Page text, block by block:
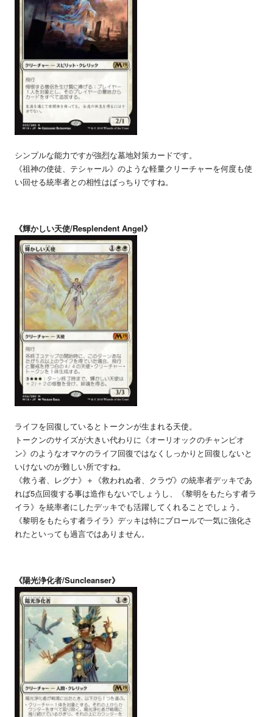
シンプルな能力ですが強烈な墓地対策カードです。
《祖神の使徒、テシャール》のような軽量クリーチャーを何度も使
い回せる統率者との相性はばっちりですね。
《輝かしい天使/Resplendent Angel》
ライフを回復しているとトークンが生まれる天使。
トークンのサイズが大きい代わりに《オーリオックのチャンピオ
ン》のようなオマケのライフ回復ではなくしっかりと回復しないと
いけないのが難しい所ですね。
《救う者、レグナ》＋《救われぬ者、クラヴ》の統率者デッキであ
れば5点回復する事は造作もないでしょうし、《黎明をもたらす者ラ
イラ》を統率者にしたデッキでも活躍してくれることでしょう。
《黎明をもたらす者ライラ》デッキは特にブロールで一気に強化さ
れたといっても過言ではありません。
《陽光浄化者/Suncleanser》